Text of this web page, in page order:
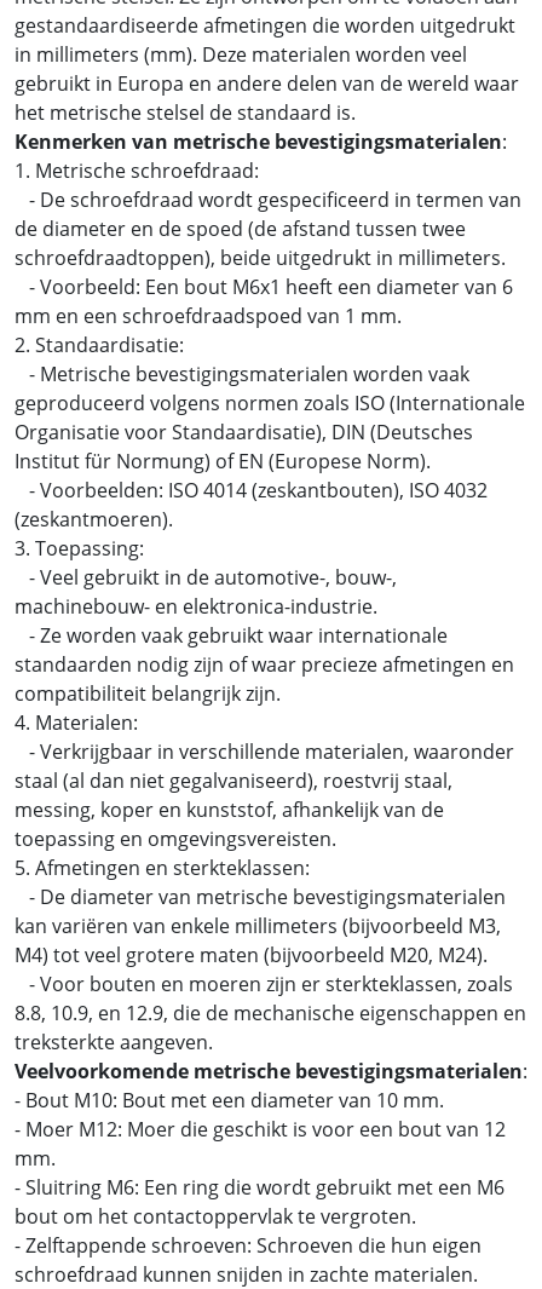
gestandaardiseerde afmetingen die worden uitgedrukt
in millimeters (mm). Deze materialen worden veel
gebruikt in Europa en andere delen van de wereld waar
het metrische stelsel de standaard is.
Kenmerken van metrische bevestigingsmaterialen:
1. Metrische schroefdraad:
- De schroefdraad wordt gespecificeerd in termen van
de diameter en de spoed (de afstand tussen twee
schroefdraadtoppen), beide uitgedrukt in millimeters.
- Voorbeeld: Een bout M6x1 heeft een diameter van 6
mm en een schroefdraadspoed van 1 mm.
2. Standaardisatie:
- Metrische bevestigingsmaterialen worden vaak
geproduceerd volgens normen zoals ISO (Internationale
Organisatie voor Standaardisatie), DIN (Deutsches
Institut für Normung) of EN (Europese Norm).
- Voorbeelden: ISO 4014 (zeskantbouten), ISO 4032
(zeskantmoeren).
3. Toepassing:
- Veel gebruikt in de automotive-, bouw-,
machinebouw- en elektronica-industrie.
- Ze worden vaak gebruikt waar internationale
standaarden nodig zijn of waar precieze afmetingen en
compatibiliteit belangrijk zijn.
4. Materialen:
- Verkrijgbaar in verschillende materialen, waaronder
staal (al dan niet gegalvaniseerd), roestvrij staal,
messing, koper en kunststof, afhankelijk van de
toepassing en omgevingsvereisten.
5. Afmetingen en sterkteklassen:
- De diameter van metrische bevestigingsmaterialen
kan variëren van enkele millimeters (bijvoorbeeld M3,
M4) tot veel grotere maten (bijvoorbeeld M20, M24).
- Voor bouten en moeren zijn er sterkteklassen, zoals
8.8, 10.9, en 12.9, die de mechanische eigenschappen en
treksterkte aangeven.
Veelvoorkomende metrische bevestigingsmaterialen:
- Bout M10: Bout met een diameter van 10 mm.
- Moer M12: Moer die geschikt is voor een bout van 12
mm.
- Sluitring M6: Een ring die wordt gebruikt met een M6
bout om het contactoppervlak te vergroten.
- Zelftappende schroeven: Schroeven die hun eigen
schroefdraad kunnen snijden in zachte materialen.